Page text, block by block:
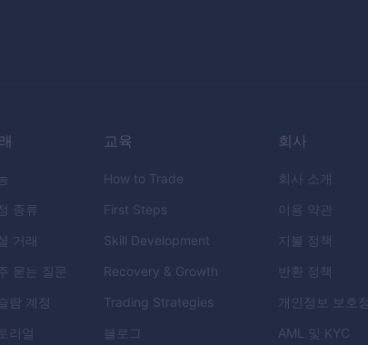
종류
거래
묻는 질문
람 계정
리얼
교육
How to Trade
First Steps
Skill Development
Recovery & Growth
Trading Strategies
블로그
회사
회사 소개
이용 약관
지불 정책
반환 정책
개인정보 보호
AML
및 KYC